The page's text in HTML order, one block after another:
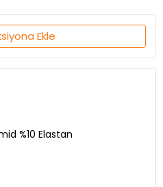
Ekle
%10 Elastan